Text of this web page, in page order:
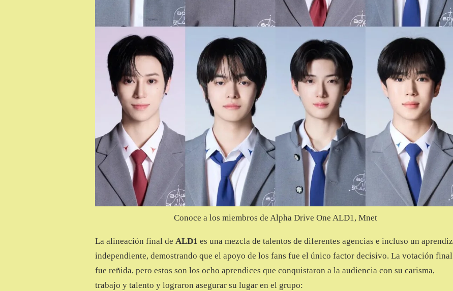
Conoce a los miembros de Alpha Drive One ALD1, Mnet
La alineación final de ALD1 es una mezcla de talentos de diferentes agencias e incluso un aprendiz
independiente, demostrando que el apoyo de los fans fue el único factor decisivo. La votación final
fue reñida, pero estos son los ocho aprendices que conquistaron a la audiencia con su carisma,
trabajo y talento y lograron asegurar su lugar en el grupo: